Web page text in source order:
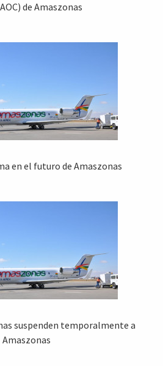
de Amaszonas
en el futuro de Amaszonas
suspenden temporalmente a
Amaszonas